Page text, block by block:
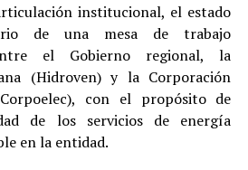
institucional, el estado
de una mesa de trabajo
el Gobierno regional, la
(Hidroven) y la Corporación
con el propósito de
de los servicios de energía
en la entidad.